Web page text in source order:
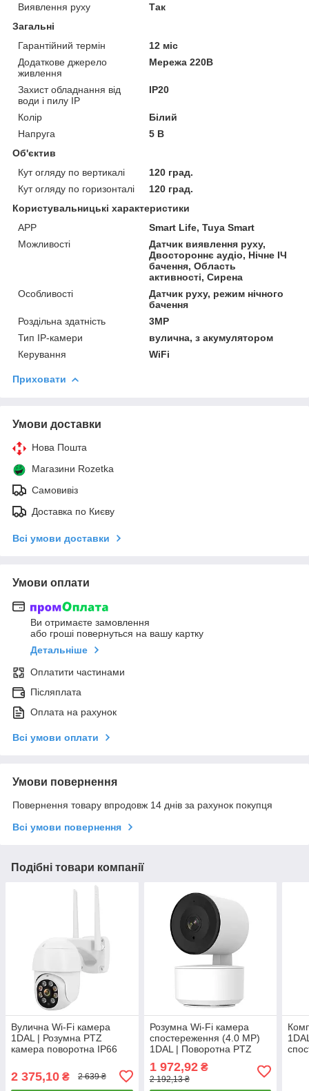
Виявлення руху
Так
Загальні
Гарантійний термін
12 міс
Додаткове джерело
живлення
Мережа 220В
Захист обладнання від
води і пилу IP
IP20
Колір
Білий
Напруга
5 В
Об'єктив
Кут огляду по вертикалі
120 град.
Кут огляду по горизонталі
120 град.
Користувальницькі характеристики
АРР
Smart Life, Tuya Smart
Можливості
Датчик виявлення руху,
Двостороннє аудіо, Нічне ІЧ
бачення, Область
активності, Сирена
Особливості
Датчик руху, режим нічного
бачення
Роздільна здатність
3MP
Тип IP-камери
вулична, з акумулятором
Керування
WiFi
Приховати
Умови доставки
Нова Пошта
Магазини Rozetka
Самовивіз
Доставка по Києву
Всі умови доставки
Умови оплати
Ви отримаєте замовлення
або гроші повернуться на вашу картку
Детальніше
Оплатити частинами
Післяплата
Оплата на рахунок
Всі умови оплати
Умови повернення
Повернення товару впродовж 14 днів за рахунок покупця
Всі умови повернення
Подібні товари компанії
Вулична Wi-Fi камера
1DAL | Розумна PTZ
камера поворотна IP66
2 375,10 ₴ 2 639 ₴
Розумна Wi-Fi камера
спостереження (4.0 MP)
1DAL | Поворотна PTZ
1 972,92₴
2 192,13 ₴